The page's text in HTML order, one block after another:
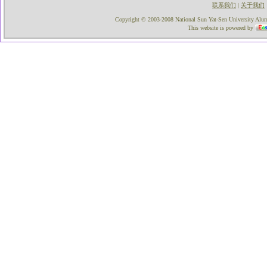
联系我们 | 关于我们
Copyright © 2003-2008 National Sun Yat-Sen University
This website is powered by